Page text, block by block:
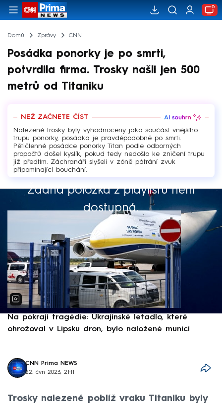
Domů Zprávy CNN
Posádka ponorky je po smrti,
potvrdila firma. Trosky našli jen 500
metrů od Titaniku
NEŽ ZAČNETE ČÍST
Nalezené trosky byly vyhodnoceny jako součást vnějšího
trupu ponorky, posádka je pravděpodobně po smrti.
Pětičlenné posádce ponorky Titan podle odborných
propočtů došel kyslík, pokud tedy nedošlo ke zničení trupu
již předtím. Záchranáři slyšeli v zóně pátrání zvuk
připomínající bouchání.
Žádná položka z playlistu není
dostupná.
Výběr redakce
Na pokraji tragédie: Ukrajinské letadlo, které
ohrožoval v Lipsku dron, bylo naložené municí
CNN Prima NEWS
22. čvn 2023, 21:11
Trosky nalezené poblíž vraku Titaniku byly